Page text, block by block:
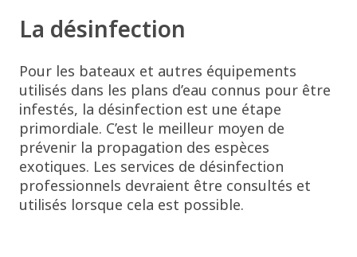
La désinfection
Pour les bateaux et autres équipements
utilisés dans les plans d’eau connus pour être
infestés, la désinfection est une étape
primordiale. C’est le meilleur moyen de
prévenir la propagation des espèces
exotiques. Les services de désinfection
professionnels devraient être consultés et
utilisés lorsque cela est possible.